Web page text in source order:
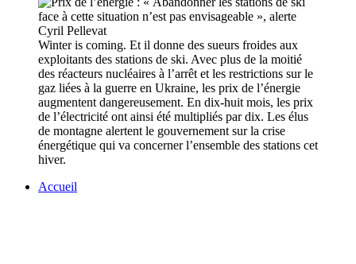
Winter is coming. Et il donne des sueurs froides aux
exploitants des stations de ski. Avec plus de la moitié
des réacteurs nucléaires à l’arrêt et les restrictions sur le
gaz liées à la guerre en Ukraine, les prix de l’énergie
augmentent dangereusement. En dix-huit mois, les prix
de l’électricité ont ainsi été multipliés par dix. Les élus
de montagne alertent le gouvernement sur la crise
énergétique qui va concerner l’ensemble des stations cet
hiver.
Accueil